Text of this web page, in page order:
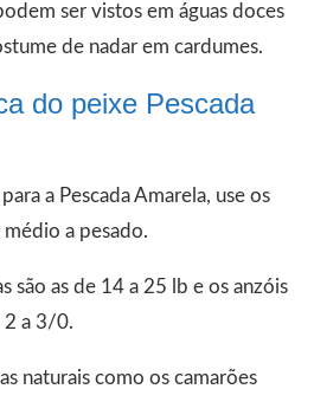
ser vistos em águas doces
de nadar em cardumes.
do peixe Pescada
a Pescada Amarela, use os
a pesado.
são as de 14 a 25 lb e os anzóis
2 a 3/0.
naturais como os camarões